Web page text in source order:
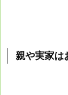
親や実家は